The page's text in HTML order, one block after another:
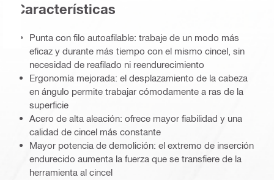
Características
Punta con filo autoafilable: trabaje de un modo más
eficaz y durante más tiempo con el mismo cincel, sin
necesidad de reafilado ni reendurecimiento
Ergonomía mejorada: el desplazamiento de la cabeza
en ángulo permite trabajar cómodamente a ras de la
superficie
Acero de alta aleación: ofrece mayor fiabilidad y una
calidad de cincel más constante
Mayor potencia de demolición: el extremo de inserción
endurecido aumenta la fuerza que se transfiere de la
herramienta al cincel